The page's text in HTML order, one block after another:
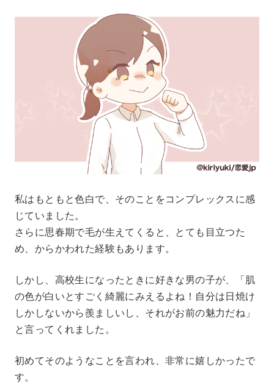
私はもともと色白で、そのことをコンプレックスに感
じていました。
さらに思春期で毛が生えてくると、とても目立つた
め、からかわれた経験もあります。
しかし、高校生になったときに好きな男の子が、「肌
の色が白いとすごく綺麗にみえるよね！自分は日焼け
しかしないから羨ましいし、それがお前の魅力だね」
と言ってくれました。
初めてそのようなことを言われ、非常に嬉しかったで
す。